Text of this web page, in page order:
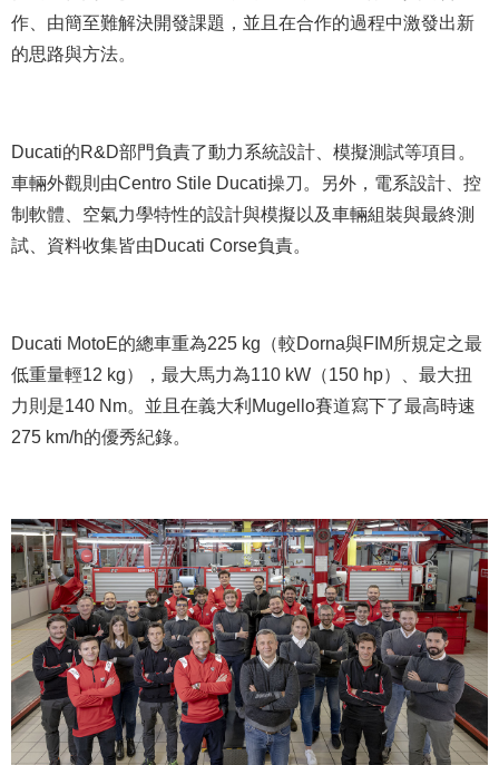
作、由簡至難解決開發課題，並且在合作的過程中激發出新
的思路與方法。
Ducati的R&D部門負責了動力系統設計、模擬測試等項目。
車輛外觀則由Centro Stile Ducati操刀。另外，電系設計、控
制軟體、空氣力學特性的設計與模擬以及車輛組裝與最終測
試、資料收集皆由Ducati Corse負責。
Ducati MotoE的總車重為225 kg（較Dorna與FIM所規定之最
低重量輕12 kg），最大馬力為110 kW（150 hp）、最大扭
力則是140 Nm。並且在義大利Mugello賽道寫下了最高時速
275 km/h的優秀紀錄。